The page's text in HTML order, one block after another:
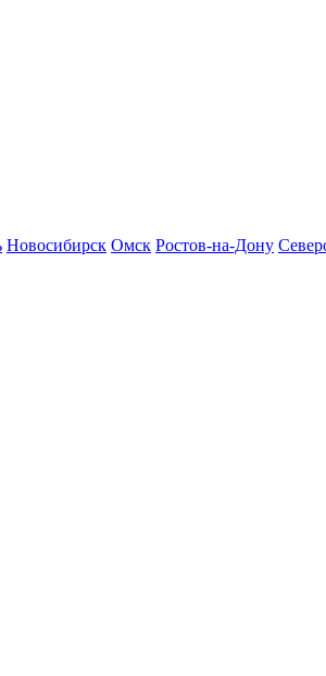
Новосибирск Омск Ростов-на-Дону